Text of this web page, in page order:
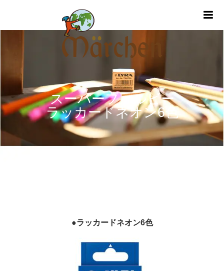
スーパーファルビー
ラッカードネオン6色
●ラッカードネオン6色